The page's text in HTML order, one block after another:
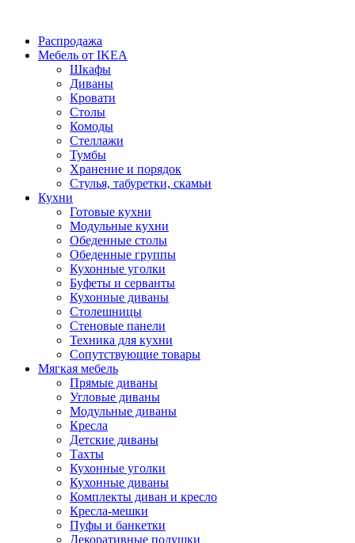
Распродажа
Мебель от IKEA
Шкафы
Диваны
Кровати
Столы
Комоды
Стеллажи
Тумбы
Хранение и порядок
Стулья, табуретки, скамьи
Кухни
Готовые кухни
Модульные кухни
Обеденные столы
Обеденные группы
Кухонные уголки
Буфеты и серванты
Кухонные диваны
Столешницы
Стеновые панели
Техника для кухни
Сопутствующие товары
Мягкая мебель
Прямые диваны
Угловые диваны
Модульные диваны
Кресла
Детские диваны
Тахты
Кухонные уголки
Кухонные диваны
Комплекты диван и кресло
Кресла-мешки
Пуфы и банкетки
Декоративные подушки